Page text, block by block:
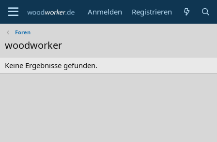
Anmelden Registrieren
Foren
woodworker
Keine Ergebnisse gefunden.